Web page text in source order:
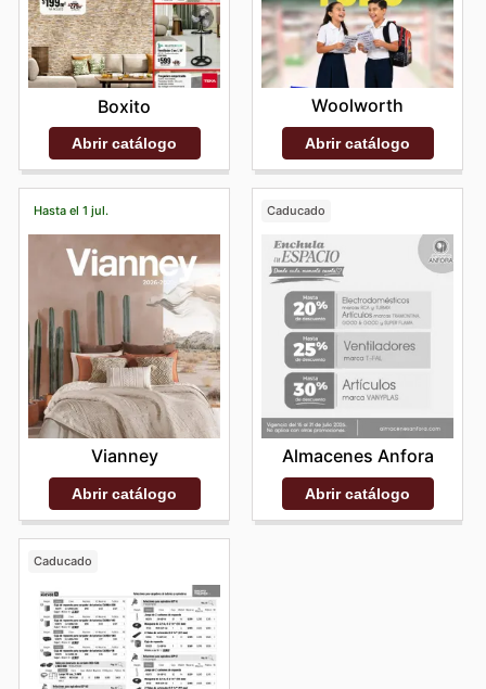
Boxito
Abrir catálogo
Woolworth
Abrir catálogo
Hasta el 1 jul.
Vianney
Abrir catálogo
Caducado
Almacenes Anfora
Abrir catálogo
Caducado